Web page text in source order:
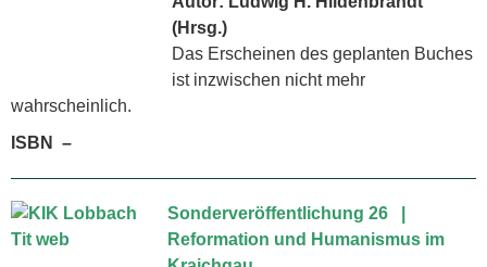
(Hrsg.)
Das Erscheinen des geplanten Buches
ist inzwischen nicht mehr
wahrscheinlich.
ISBN –
Sonderveröffentlichung 26 |
Reformation und Humanismus im